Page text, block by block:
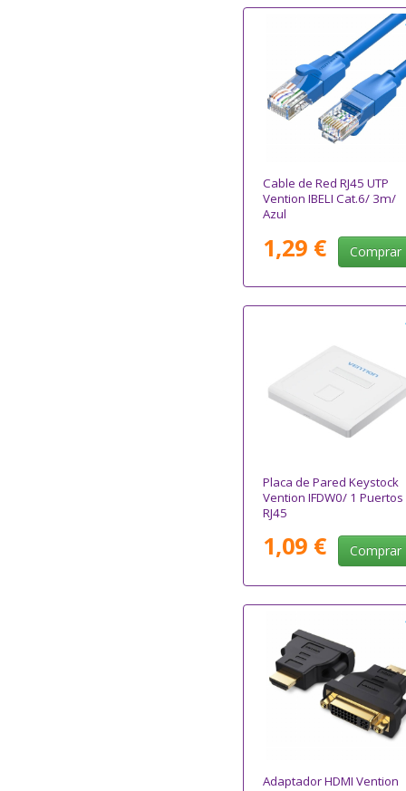
Cable de Red RJ45 UTP
Vention IBELI Cat.6/ 3m/
Azul
1,29 € Comprar
Placa de Pared Keystock
Vention IFDW0/ 1 Puertos
RJ45
1,09 € Comprar
Adaptador HDMI Vention